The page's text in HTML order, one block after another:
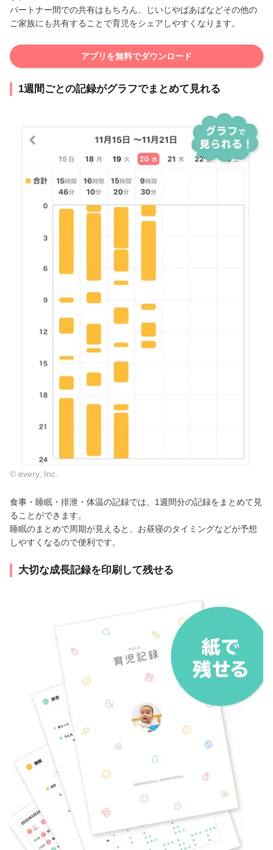
パートナー間での共有はもちろん、じいじやばあばなどその他の
ご家族にも共有することで育児をシェアしやすくなります。
アプリを無料でダウンロード
1週間ごとの記録がグラフでまとめて見れる
© every, Inc.
食事・睡眠・排泄・体温の記録では、1週間分の記録をまとめて見
ることができます。
睡眠のまとめで周期が見えると、お昼寝のタイミングなどが予想
しやすくなるので便利です。
大切な成長記録を印刷して残せる